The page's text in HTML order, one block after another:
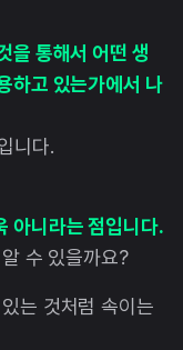
을 통해서 어떤 생
하고 있는가에서 나
니다.
아니라는 점입니다.
수 있을까요?
는 것처럼 속이는